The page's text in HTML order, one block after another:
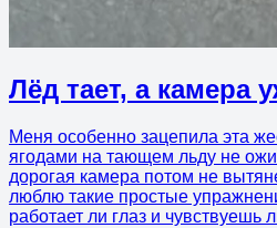
Лёд тает, а камера
Меня особенно зацепила эта
ягодами на тающем льду не
дорогая камера потом не
люблю такие простые
работает ли глаз и чувствуешь